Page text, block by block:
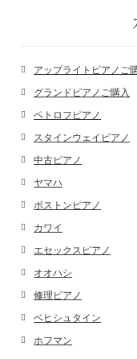
アップライトピアノご
グランドピアノご購入
ペトロフピアノ
スタインウェイピアノ
中古ピアノ
ヤマハ
ボストンピアノ
カワイ
エセックスピアノ
オオハシ
修理ピアノ
ベヒシュタイン
ホフマン